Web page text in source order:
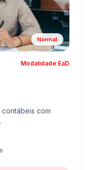
Normal
Modalidade EaD
contábeis com